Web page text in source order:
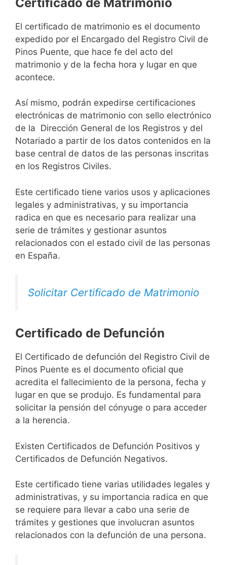
El certificado de matrimonio es el documento
expedido por el Encargado del Registro Civil de
Pinos Puente, que hace fe del acto del
matrimonio y de la fecha hora y lugar en que
acontece.
Así mismo, podrán expedirse certificaciones
electrónicas de matrimonio con sello electrónico
de la Dirección General de los Registros y del
Notariado a partir de los datos contenidos en la
base central de datos de las personas inscritas
en los Registros Civiles.
Este certificado tiene varios usos y aplicaciones
legales y administrativas, y su importancia
radica en que es necesario para realizar una
serie de trámites y gestionar asuntos
relacionados con el estado civil de las personas
en España.
Solicitar Certificado de Matrimonio
Certificado de Defunción
El Certificado de defunción del Registro Civil de
Pinos Puente es el documento oficial que
acredita el fallecimiento de la persona, fecha y
lugar en que se produjo. Es fundamental para
solicitar la pensión del cónyuge o para acceder
a la herencia.
Existen Certificados de Defunción Positivos y
Certificados de Defunción Negativos.
Este certificado tiene varias utilidades legales y
administrativas, y su importancia radica en que
se requiere para llevar a cabo una serie de
trámites y gestiones que involucran asuntos
relacionados con la defunción de una persona.